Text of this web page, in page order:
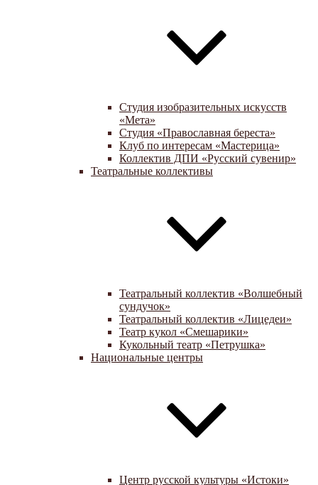
Студия изобразительных искусств
«Мета»
Студия «Православная береста»
Клуб по интересам «Мастерица»
Коллектив ДПИ «Русский сувенир»
Театральные коллективы
Театральный коллектив «Волшебный
сундучок»
Театральный коллектив «Лицедеи»
Театр кукол «Смешарики»
Кукольный театр «Петрушка»
Национальные центры
Центр русской культуры «Истоки»